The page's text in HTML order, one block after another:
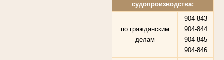
судопроизводства:
по гражданским
делам
904-843
904-844
904-845
904-846